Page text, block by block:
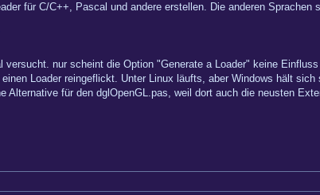
für C/C++, Pascal und andere erstellen. Die anderen
versucht. nur scheint die Option "Generate a Loader" keine
Loader reingeflickt. Unter Linux läufts, aber Windows hält sich
Alternative für den dglOpenGL.pas, weil dort auch die neusten